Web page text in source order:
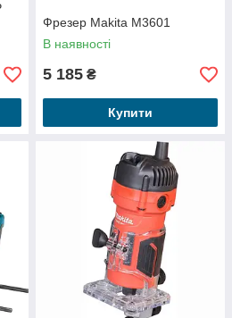
Фрезер Makita M3601
В наявності
5 185 ₴
Купити